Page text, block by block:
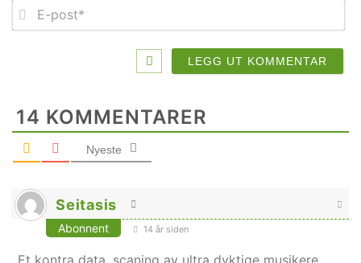
E-
14 KOMMENTARER
Nyeste
Seitasis
Abonnent 14 år siden
Et kontra data, scaning av ultra dyktige musikere.